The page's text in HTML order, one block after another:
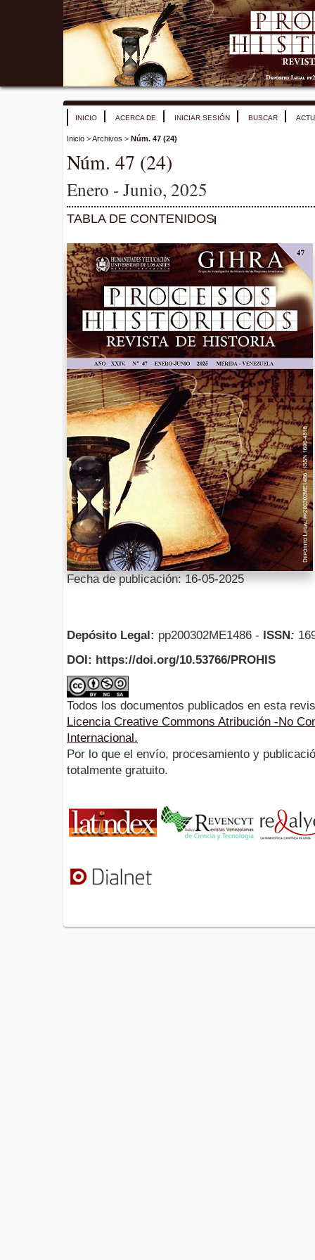
INICIO ACERCA DE INICIAR SESIÓN BUSCAR
Inicio >Archivos > Núm. 47 (24)
Núm. 47 (24)
Enero - Junio, 2025
TABLA DE CONTENIDOS
Fecha de publicación: 16-05-2025
Depósito Legal: pp200302ME1486 - ISSN:
DOI: https://doi.org/10.53766/PROHIS
Todos los documentos publicados en esta
Licencia Creative Commons Atribución -No
Internacional.
Por lo que el envío, procesamiento y
totalmente gratuito.